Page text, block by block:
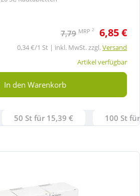
7,79 MRP 2 6,85 €
0,34 €/1 St | inkl. MwSt. zzgl.Versand
Artikel verfügbar
In den Warenkorb
50 St für 15,39 € 100 St